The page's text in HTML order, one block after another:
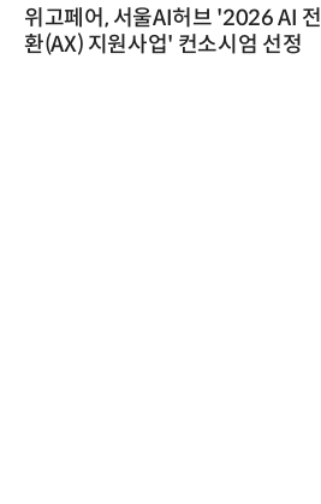
위고페어, 서울AI허브 '2026 AI 전
환(AX) 지원사업' 컨소시엄 선정